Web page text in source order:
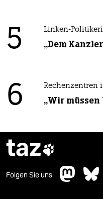
5 Linken-
„Dem
6 Rechenzentren
„Wir
taz
Folgen Sie uns